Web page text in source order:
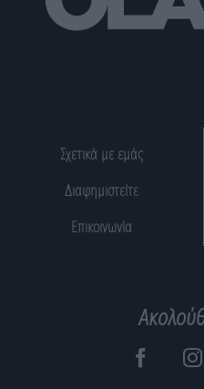
Σχετικά με εμάς
Διαφημιστείτε
Επικοινωνία